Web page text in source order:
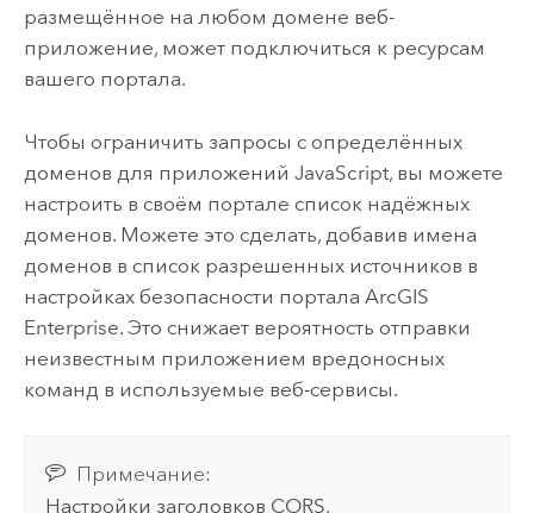
размещённое на любом домене веб-
приложение, может подключиться к ресурсам
вашего портала.
Чтобы ограничить запросы с определённых
доменов для приложений JavaScript, вы можете
настроить в своём портале список надёжных
доменов. Можете это сделать, добавив имена
доменов в список разрешенных источников в
настройках безопасности портала ArcGIS
Enterprise. Это снижает вероятность отправки
неизвестным приложением вредоносных
команд в используемые веб-сервисы.
Примечание:
Настройки заголовков CORS,